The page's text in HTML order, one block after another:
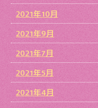
2021年10月
2021年9月
2021年7月
2021年5月
2021年4月